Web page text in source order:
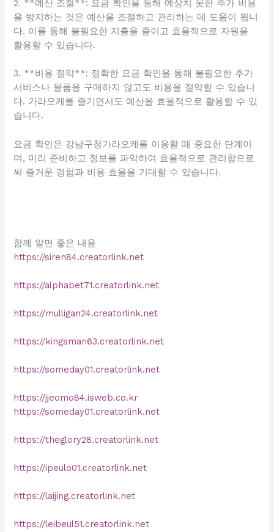
2. **예산 조절**: 요금 확인을 통해 예상치 못한 추가 비용
을 방지하는 것은 예산을 조절하고 관리하는 데 도움이 됩니
다. 이를 통해 불필요한 지출을 줄이고 효율적으로 자원을
활용할 수 있습니다.
3. **비용 절약**: 정확한 요금 확인을 통해 불필요한 추가
서비스나 물품을 구매하지 않고도 비용을 절약할 수 있습니
다. 가라오케를 즐기면서도 예산을 효율적으로 활용할 수 있
습니다.
요금 확인은 강남구청가라오케를 이용할 때 중요한 단계이
며, 미리 준비하고 정보를 파악하여 효율적으로 관리함으로
써 즐거운 경험과 비용 효율을 기대할 수 있습니다.
함께 알면 좋은 내용
https://siren84.creatorlink.net
https://alphabet71.creatorlink.net
https://mulligan24.creatorlink.net
https://kingsman63.creatorlink.net
https://someday01.creatorlink.net
https://jjeomo84.isweb.co.kr
https://someday01.creatorlink.net
https://theglory28.creatorlink.net
https://ipeulo01.creatorlink.net
https://laijing.creatorlink.net
https://leibeul51.creatorlink.net